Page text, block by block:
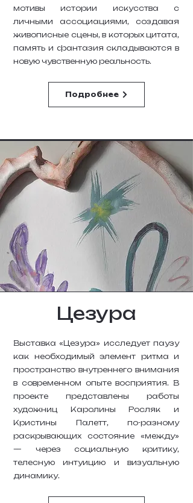
мотивы истории искусства с
личными ассоциациями, создавая
живописные сцены, в которых цитата,
память и фантазия складываются в
новую чувственную реальность.
Подробнее
Цезура
Выставка «Цезура» исследует паузу
как необходимый элемент ритма и
пространство внутреннего внимания
в современном опыте восприятия. В
проекте представлены работы
художниц Каролины Росляк и
Кристины Палетт, по-разному
раскрывающих состояние «между»
— через социальную критику,
телесную интуицию и визуальную
динамику.